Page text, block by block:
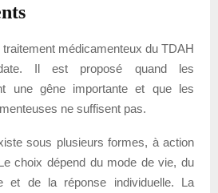
médicamenteux du TDAH
Il est proposé quand les
une gêne importante et que les
ne suffisent pas.
sous plusieurs formes, à action
choix dépend du mode de vie, du
et de la réponse individuelle. La